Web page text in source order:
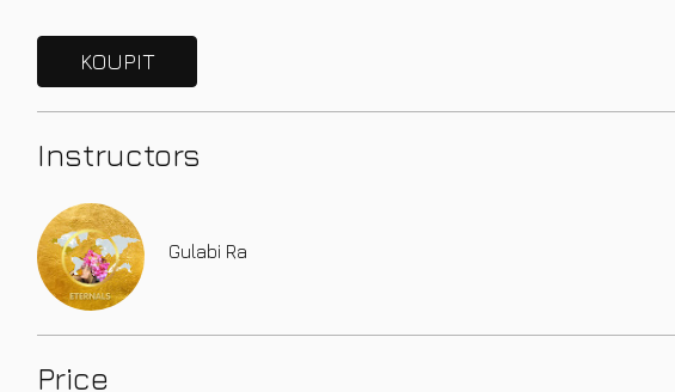
KOUPIT
Instructors
Gulabi Ra
Price